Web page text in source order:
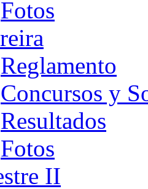
Fotos
Reglamento
Concursos y
Resultados
Fotos
II